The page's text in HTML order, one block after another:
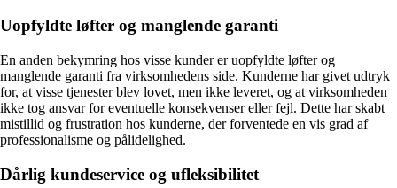
Uopfyldte løfter og manglende garanti
En anden bekymring hos visse kunder er uopfyldte løfter og
manglende garanti fra virksomhedens side. Kunderne har givet udtryk
for, at visse tjenester blev lovet, men ikke leveret, og at virksomheden
ikke tog ansvar for eventuelle konsekvenser eller fejl. Dette har skabt
mistillid og frustration hos kunderne, der forventede en vis grad af
professionalisme og pålidelighed.
Dårlig kundeservice og ufleksibilitet